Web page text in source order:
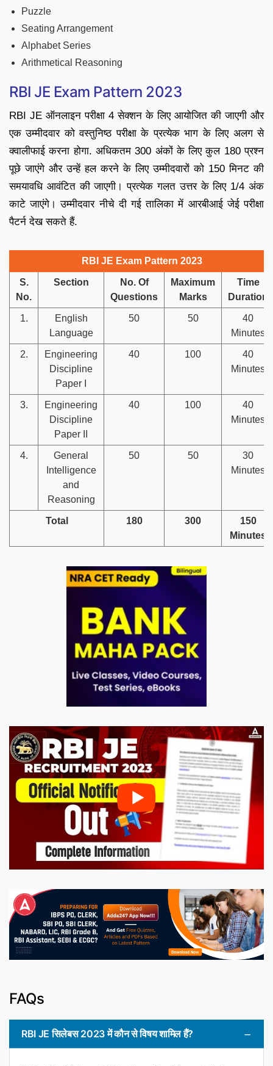
Puzzle
Seating Arrangement
Alphabet Series
Arithmetical Reasoning
RBI JE Exam Pattern 2023
RBI JE ऑनलाइन परीक्षा 4 सेक्शन के लिए आयोजित की जाएगी और
एक उम्मीदवार को वस्तुनिष्ठ परीक्षा के प्रत्येक भाग के लिए अलग से
क्वालीफाई करना होगा. अधिकतम 300 अंकों के लिए कुल 180 प्रश्न
पूछे जाएंगे और उन्हें हल करने के लिए उम्मीदवारों को 150 मिनट की
समयावधि आवंटित की जाएगी। प्रत्येक गलत उत्तर के लिए 1/4 अंक
काटे जाएंगे। उम्मीदवार नीचे दी गई तालिका में आरबीआई जेई परीक्षा
पैटर्न देख सकते हैं.
RBI JE Exam Pattern 2023
S.
No.
Section
No. Of
Questions
Maximum
Marks
Time
Duration
1.
English
Language
50 50
40
Minutes
2.
Engineering
Discipline
Paper I
40 100
40
Minutes
3.
Engineering
Discipline
Paper II
40 100
40
Minutes
4.
General
Intelligence
and
Reasoning
50 50
30
Minutes
Total 180 300
150
Minutes
FAQs
RBI JE सिलेबस 2023 में कौन से विषय शामिल हैं?